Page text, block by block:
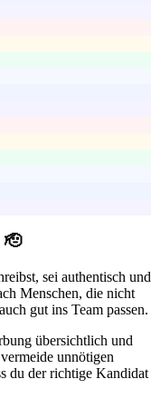
🫡
sei authentisch und
Menschen, die nicht
gut ins Team passen.
übersichtlich und
unnötigen
du der richtige Kandidat